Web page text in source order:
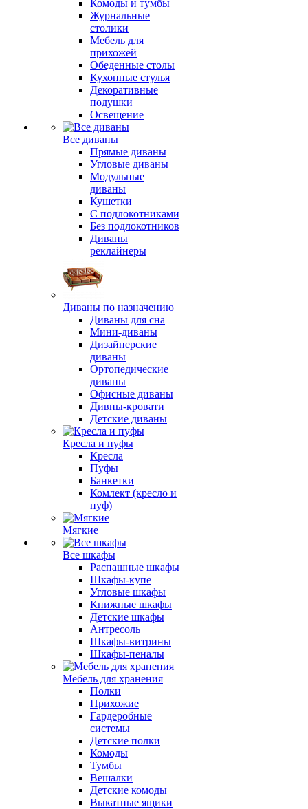
Комоды и тумбы
Журнальные
столики
Мебель для
прихожей
Обеденные столы
Кухонные стулья
Декоративные
подушки
Освещение
Все диваны
Прямые диваны
Угловые диваны
Модульные
диваны
Кушетки
С подлокотниками
Без подлокотников
Диваны
реклайнеры
Диваны по назначению
Диваны для сна
Мини-диваны
Дизайнерские
диваны
Ортопедические
диваны
Офисные диваны
Дивны-кровати
Детские диваны
Кресла и пуфы
Кресла
Пуфы
Банкетки
Комлект (кресло и
пуф)
Мягкие
Все шкафы
Распашные шкафы
Шкафы-купе
Угловые шкафы
Книжные шкафы
Детские шкафы
Антресоль
Шкафы-витрины
Шкафы-пеналы
Мебель для хранения
Полки
Прихожие
Гардеробные
системы
Детские полки
Комоды
Тумбы
Вешалки
Детские комоды
Выкатные ящики